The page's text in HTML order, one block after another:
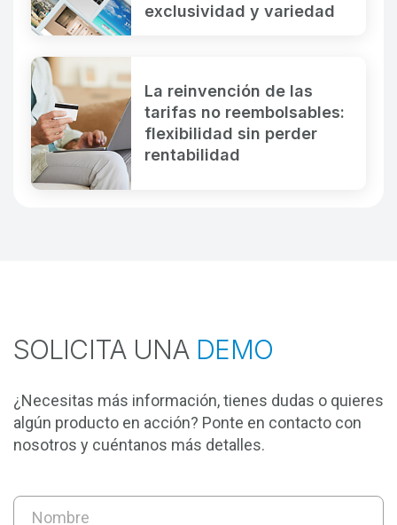
exclusividad y variedad
La reinvención de las
tarifas no reembolsables:
flexibilidad sin perder
rentabilidad
SOLICITA UNA DEMO
¿Necesitas más información, tienes dudas o quieres
algún producto en acción? Ponte en contacto con
nosotros y cuéntanos más detalles.